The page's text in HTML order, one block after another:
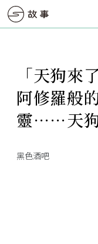
「天狗來
阿修羅般
靈⋯⋯天狗
黑色酒吧